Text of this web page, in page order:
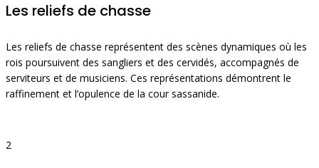
Les reliefs de chasse
Les reliefs de chasse représentent des scènes dynamiques où les
rois poursuivent des sangliers et des cervidés, accompagnés de
serviteurs et de musiciens. Ces représentations démontrent le
raffinement et l’opulence de la cour sassanide.
2